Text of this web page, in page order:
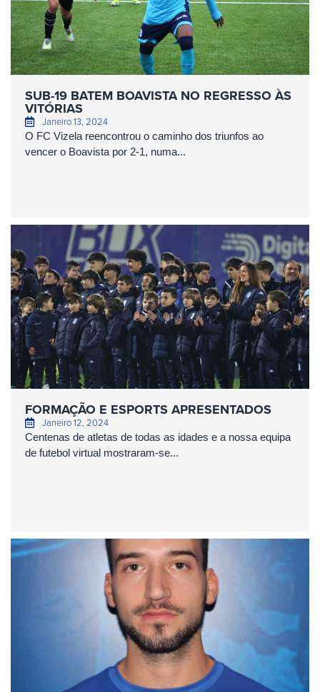
SUB-19 BATEM BOAVISTA NO REGRESSO ÀS
VITÓRIAS
Janeiro 13, 2024
O FC Vizela reencontrou o caminho dos triunfos ao
vencer o Boavista por 2-1, numa...
FORMAÇÃO E ESPORTS APRESENTADOS
Janeiro 12, 2024
Centenas de atletas de todas as idades e a nossa equipa
de futebol virtual mostraram-se...